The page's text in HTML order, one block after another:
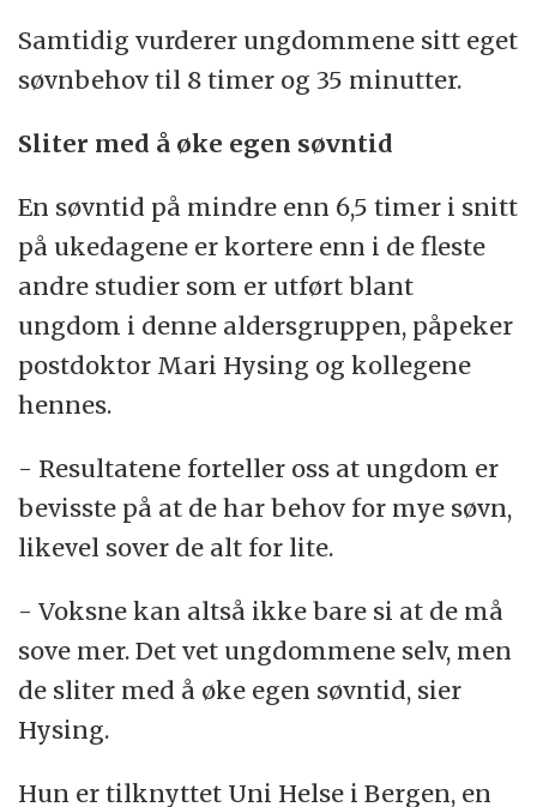
Samtidig vurderer ungdommene sitt eget
søvnbehov til 8 timer og 35 minutter.
Sliter med å øke egen søvntid
En søvntid på mindre enn 6,5 timer i snitt
på ukedagene er kortere enn i de fleste
andre studier som er utført blant
ungdom i denne aldersgruppen, påpeker
postdoktor Mari Hysing og kollegene
hennes.
- Resultatene forteller oss at ungdom er
bevisste på at de har behov for mye søvn,
likevel sover de alt for lite.
- Voksne kan altså ikke bare si at de må
sove mer. Det vet ungdommene selv, men
de sliter med å øke egen søvntid, sier
Hysing.
Hun er tilknyttet Uni Helse i Bergen, en